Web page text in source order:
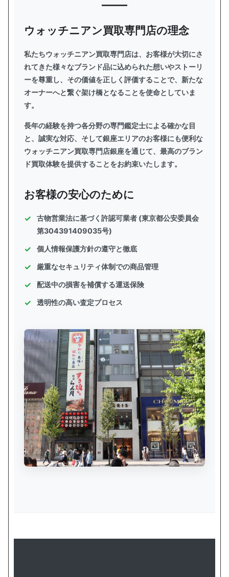
ウォッチニアン買取専門店の理念
私たちウォッチニアン買取専門店は、お客様が大切にさ
れてきた様々なブランド品に込められた想いやストーリ
ーを尊重し、その価値を正しく評価することで、新たな
オーナーへと繋ぐ架け橋となることを使命としていま
す。
長年の経験を持つ各分野の専門鑑定士による確かな目
と、誠実な対応、そして銀座エリアのお客様にも便利な
ウォッチニアン買取専門店銀座を通じて、最高のブラン
ド買取体験を提供することをお約束いたします。
お客様の安心のために
古物営業法に基づく許認可業者 (東京都公安委員会
第304391409035号)
個人情報保護方針の遵守と徹底
厳重なセキュリティ体制での商品管理
配送中の損害を補償する運送保険
透明性の高い査定プロセス